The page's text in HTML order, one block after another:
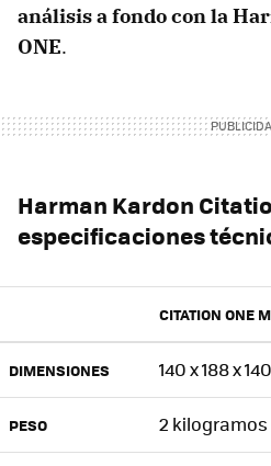
análisis a fondo con la
ONE.
Harman Kardon
especificaciones
CITATION ONE
DIMENSIONES 140 x 188 x
PESO 2 kilogramos